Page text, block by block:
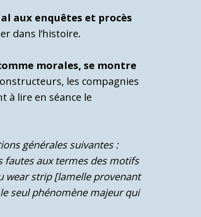
aux enquêtes et procès
dans l’histoire.
morales, se montre
les compagnies
à lire en séance le
générales suivantes :
fautes aux termes des motifs
wear strip [lamelle provenant
seul phénomène majeur qui